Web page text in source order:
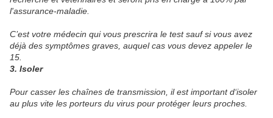
l'assurance-maladie.
C’est votre médecin qui vous prescrira le test sauf si vous avez
déjà des symptômes graves, auquel cas vous devez appeler le
15.
3. Isoler
Pour casser les chaînes de transmission, il est important d‘isoler
au plus vite les porteurs du virus pour protéger leurs proches.